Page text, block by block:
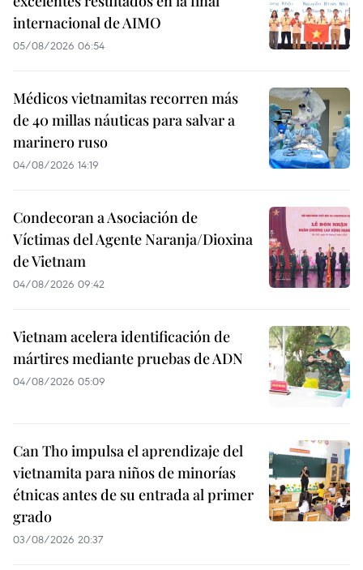
internacional de AIMO
05/08/2026 06:54
Médicos vietnamitas recorren más
de 40 millas náuticas para salvar a
marinero ruso
04/08/2026 14:19
Condecoran a Asociación de
Víctimas del Agente Naranja/Dioxina
de Vietnam
04/08/2026 09:42
Vietnam acelera identificación de
mártires mediante pruebas de ADN
04/08/2026 05:09
Can Tho impulsa el aprendizaje del
vietnamita para niños de minorías
étnicas antes de su entrada al primer
grado
03/08/2026 20:37